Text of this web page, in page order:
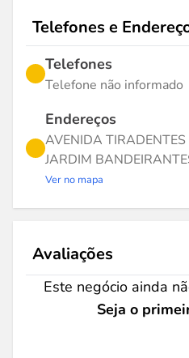
Telefones e
Telefones
Telefone não informado
Endereços
AVENIDA
JARDIM
Ver no mapa
Avaliações
Este negócio ainda
Seja o